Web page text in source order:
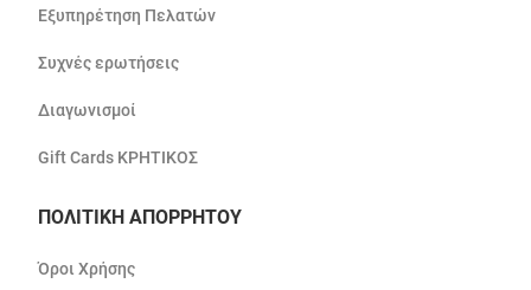
Εξυπηρέτηση Πελατών
Συχνές ερωτήσεις
Διαγωνισμοί
Gift Cards ΚΡΗΤΙΚΟΣ
ΠΟΛΙΤΙΚΗ ΑΠΟΡΡΗΤΟΥ
Όροι Χρήσης